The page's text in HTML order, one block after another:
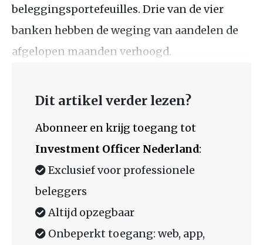
beleggingsportefeuilles. Drie van de vier
banken hebben de weging van aandelen de
afgelopen maanden verhoogd.
Dit artikel verder lezen?
Abonneer en krijg toegang tot
Investment Officer Nederland:
Exclusief voor professionele
beleggers
Altijd opzegbaar
Onbeperkt toegang: web, app,